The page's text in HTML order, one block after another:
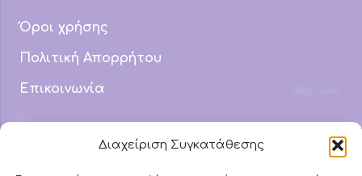
Διαχείριση Συγκατάθεσης
Όροι χρήσης
Πολιτική Απορρήτου
Επικοινωνία
Email Address